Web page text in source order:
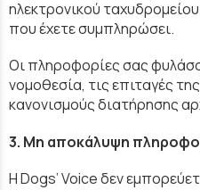
ηλεκτρονικού
που έχετε συμπληρώσει.
Οι πληροφορίες σας
νομοθεσία, τις επιταγές
κανονισμούς διατήρησης
3. Μη αποκάλυψη
Η Dogs’ Voice δεν